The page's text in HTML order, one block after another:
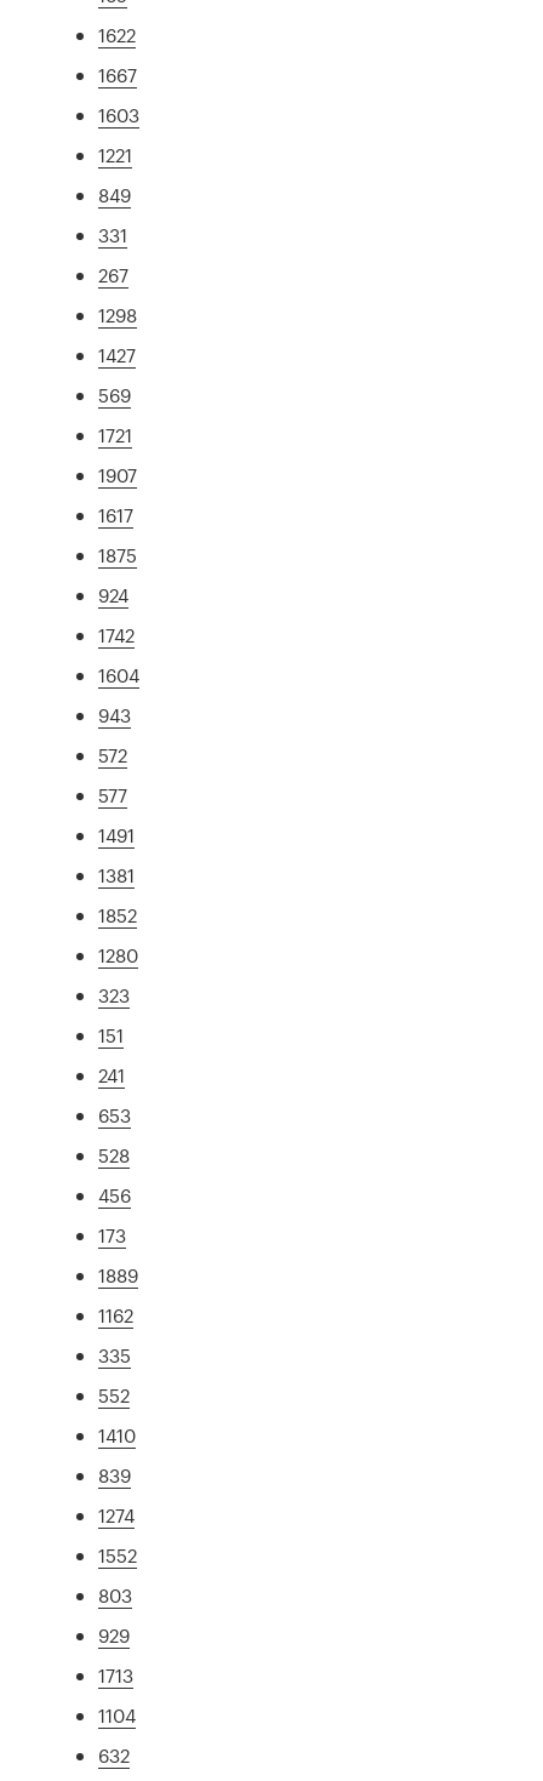
1622
1667
1603
1221
849
331
267
1298
1427
569
1721
1907
1617
1875
924
1742
1604
943
572
577
1491
1381
1852
1280
323
151
241
653
528
456
173
1889
1162
335
552
1410
839
1274
1552
803
929
1713
1104
632